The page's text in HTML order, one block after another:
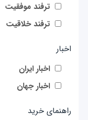
ترفند موفقیت
ترفند خلاقیت
اخبار
اخبار ایران
اخبار جهان
راهنمای خرید